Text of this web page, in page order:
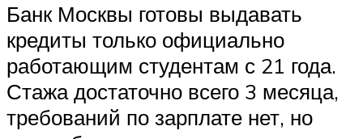
Банк Москвы готовы выдавать
кредиты только официально
работающим студентам с 21 года.
Стажа достаточно всего 3 месяца,
требований по зарплате нет, но